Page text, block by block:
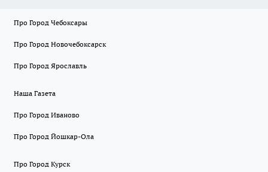
Про Город Чебоксары
Про Город Новочебоксарск
Про Город Ярославль
Наша Газета
Про Город Иваново
Про Город Йошкар-Ола
Про Город Курск